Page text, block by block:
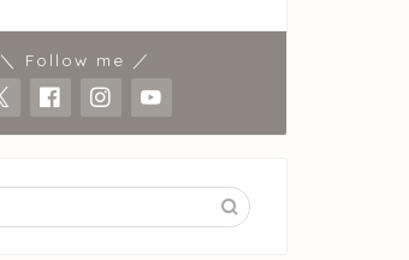
＼ Follow me ／